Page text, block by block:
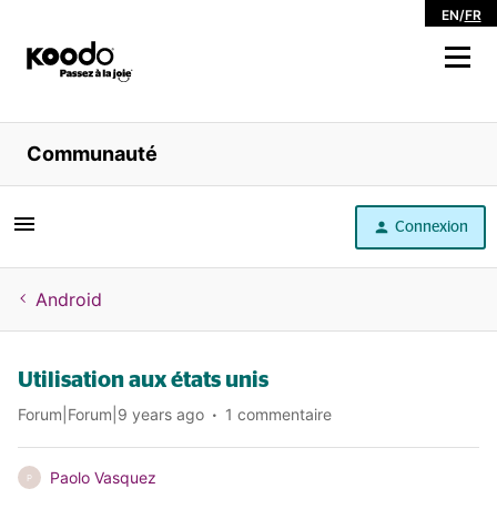
EN/FR
Magasiner
Libre service
Aide
Communauté
Connexion
Android
Utilisation aux états unis
Forum|Forum|9 years ago 1 commentaire
P Paolo Vasquez